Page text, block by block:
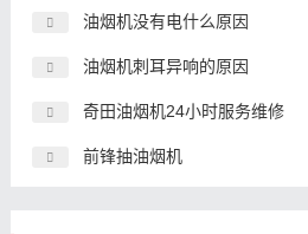
油烟机没有电什么原因
油烟机刺耳异响的原因
奇田油烟机24小时服务维修
前锋抽油烟机